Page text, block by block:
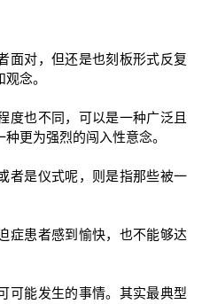
面对，但还是也刻板形式反复
念。
度也不同，可以是一种广泛且
更为强烈的闯入性意念。
者是仪式呢，则是指那些被一
症患者感到愉快，也不能够达
可能发生的事情。其实最典型